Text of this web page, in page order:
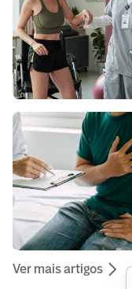
Ver mais artigos